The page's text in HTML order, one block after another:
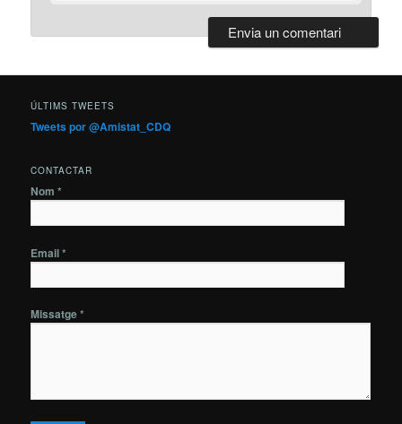
ÚLTIMS TWEETS
Tweets por @Amistat_CDQ
CONTACTAR
Nom *
Email *
Missatge *